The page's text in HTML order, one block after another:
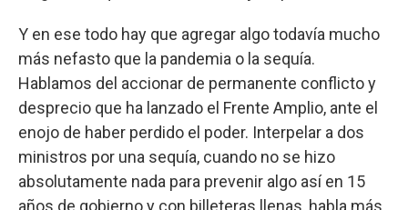
Y en ese todo hay que agregar algo todavía mucho
más nefasto que la pandemia o la sequía.
Hablamos del accionar de permanente conflicto y
desprecio que ha lanzado el Frente Amplio, ante el
enojo de haber perdido el poder. Interpelar a dos
ministros por una sequía, cuando no se hizo
absolutamente nada para prevenir algo así en 15
años de gobierno y con billeteras llenas, habla más